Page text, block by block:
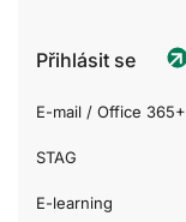
Přihlásit se
E-mail / Office 365+
STAG
E-learning